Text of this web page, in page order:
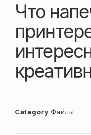
Что
Category Файлы